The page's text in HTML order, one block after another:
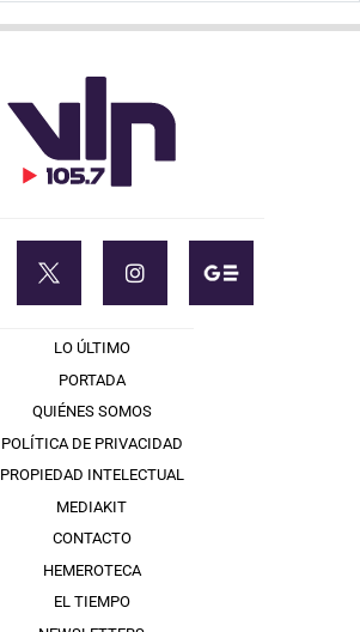
LO ÚLTIMO
PORTADA
QUIÉNES SOMOS
POLÍTICA DE PRIVACIDAD
PROPIEDAD INTELECTUAL
MEDIAKIT
CONTACTO
HEMEROTECA
EL TIEMPO